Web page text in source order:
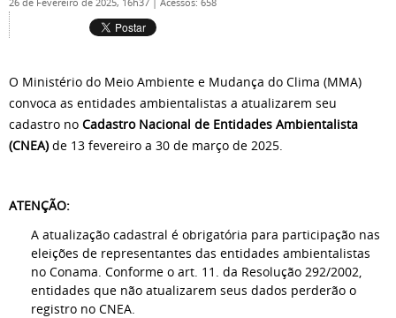
26 de Fevereiro de 2025, 16h37 | Acessos: 658
O Ministério do Meio Ambiente e Mudança do Clima (MMA)
convoca as entidades ambientalistas a atualizarem seu
cadastro no Cadastro Nacional de Entidades Ambientalista
(CNEA)de 13 fevereiro a 30 de março de 2025.
ATENÇÃO:
A atualização cadastral é obrigatória para participação nas
eleições de representantes das entidades ambientalistas
no Conama. Conforme o art. 11. da Resolução 292/2002,
entidades que não atualizarem seus dados perderão o
registro no CNEA.